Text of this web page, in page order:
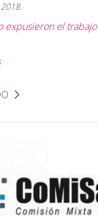
.
expusieron el